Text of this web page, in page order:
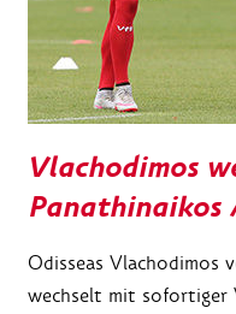
Vlachodimos
Panathinaikos
Odisseas Vlachodimos
wechselt mit sofortiger